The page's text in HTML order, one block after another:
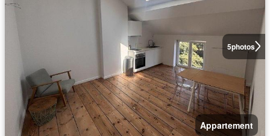
5photos
Appartement